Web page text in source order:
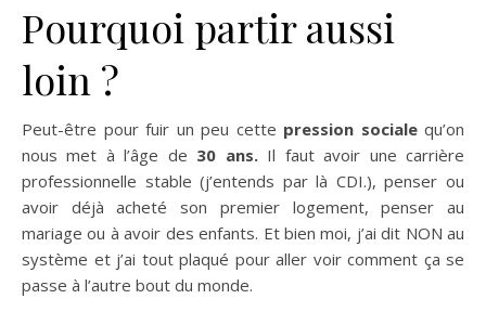
Pourquoi partir aussi
loin ?
Peut-être pour fuir un peu cette pression socialequ’on
nous met à l’âge de 30 ans.Il faut avoir une carrière
professionnelle stable(j’entends par là CDI.), penser ou
avoir déjà acheté son premier logement, penser au
mariage ou à avoir des enfants. Et bien moi, j’ai dit NON au
système et j’ai tout plaqué pour aller voir comment ça se
passe à l’autre bout du monde.